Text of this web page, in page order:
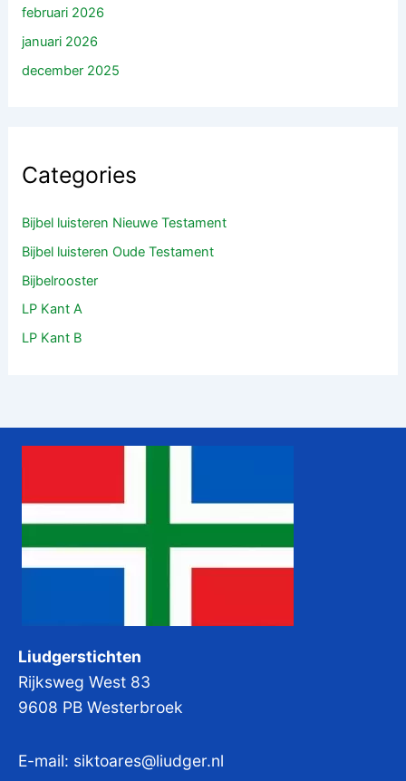
februari 2026
januari 2026
december 2025
Categories
Bijbel luisteren Nieuwe Testament
Bijbel luisteren Oude Testament
Bijbelrooster
LP Kant A
LP Kant B
Liudgerstichten
Rijksweg West 83
9608 PB Westerbroek
E-mail: siktoares@liudger.nl